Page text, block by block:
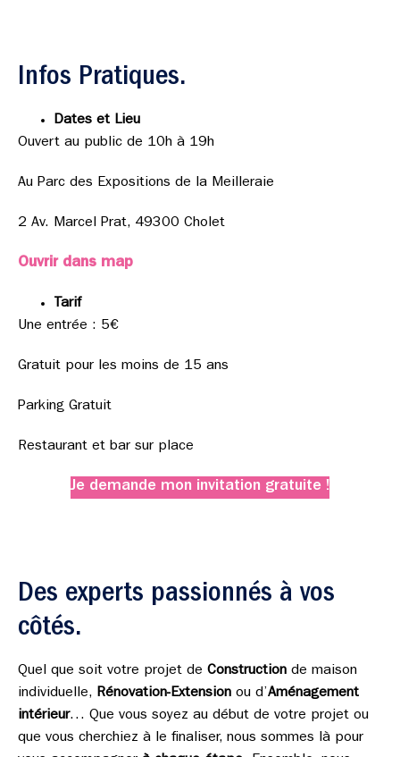
Infos Pratiques.
Dates et Lieu
Ouvert au public de 10h à 19h
Au Parc des Expositions de la Meilleraie
2 Av. Marcel Prat, 49300 Cholet
Ouvrir dans map
Tarif
Une entrée : 5€
Gratuit pour les moins de 15 ans
Parking Gratuit
Restaurant et bar sur place
Je demande mon invitation gratuite !
Des experts passionnés à vos
côtés.
Quel que soit votre projet de Construction de maison
individuelle, Rénovation-Extension ou d’Aménagement
intérieur… Que vous soyez au début de votre projet ou
que vous cherchiez à le finaliser, nous sommes là pour